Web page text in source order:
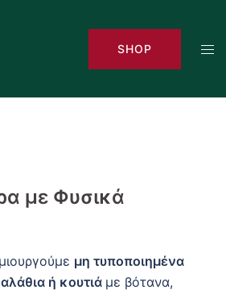
SHOP
με Φυσικά
μη τυποποιημένα
ή κουτιά με βότανα,